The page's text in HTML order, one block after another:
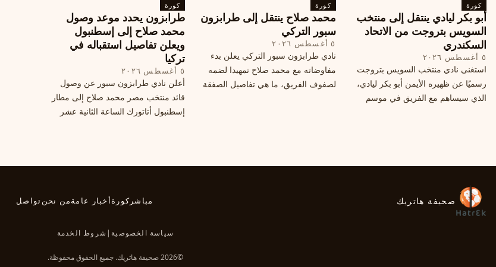
محتملة أخرى.
هذا الانتقال، وسط تقارير تفيد أن الهلال
يرحب بفراقته.
كورة
أبو بكر ليادي ينتقل إلى منتخب
السويس بتروجت من الاتحاد
السكندري
٥ أغسطس ٢٠٢٦
استغنى نادي منتخب السويس بتروجت
رسميًا عن ظهيره الأيمن أبو بكر ليادي،
الذي سيساهم مع الفريق في موسم
كورة
محمد صلاح ينتقل إلى طرابزون
سبور التركي
٥ أغسطس ٢٠٢٦
نادي طرابزون سبور التركي يعلن بدء
مفاوضاته مع محمد صلاح تمهيدا لضمه
لصفوف الفريق، ما هي تفاصيل الصفقة
كورة
طرابزون يحدد موعد وصول
محمد صلاح إلى إسطنبول
ويعلن تفاصيل استقباله في
تركيا
٥ أغسطس ٢٠٢٦
أعلن نادي طرابزون سبور عن وصول
قائد منتخب مصر محمد صلاح إلى مطار
إسطنبول أتاتورك الساعة الثانية عشر
التركية الكبرى.
صحيفة هاتريك مباشر كورةأخبار عامةمن نحنتواصل
سياسة الخصوصية | شروط الخدمة
©2026 صحيفة هاتريك. جميع الحقوق محفوظة.